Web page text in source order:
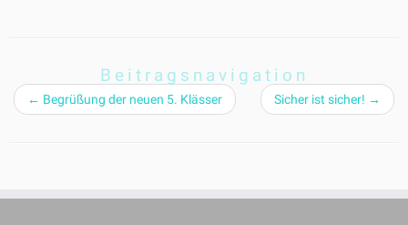
Beitragsnavigation
← Begrüßung der neuen 5. Klässer Sicher ist sicher! →